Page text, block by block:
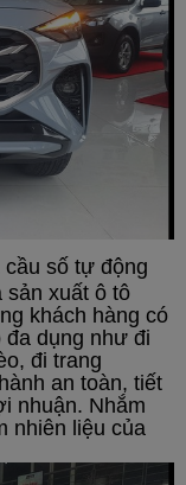
cầu số tự động
sản xuất ô tô
khách hàng có
đa dụng như đi
đi trang
an toàn, tiết
nhuận. Nhắm
nhiên liệu của